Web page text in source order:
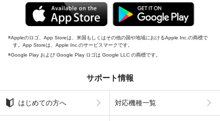
Appleのロゴ、App Storeは、米国もしくはその他の国や地域におけるApple Inc.の商標で
す。App Storeは、Apple Inc.のサービスマークです。
Google Play および Google Play ロゴは Google LLC の商標です。
サポート情報
はじめての方へ 対応機種一覧